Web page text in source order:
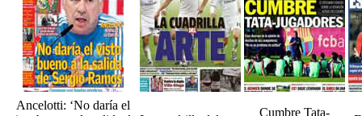
Ancelotti: ‘No daría el
Cumbre Tata-